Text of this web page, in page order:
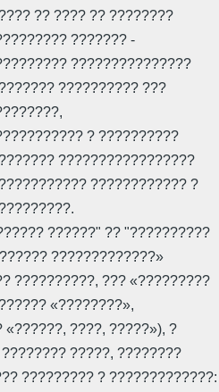
?? ???? ?? ????????
??????? -
???????????????
?????????? ???
? ??????????
?????????????????
???????????? ?
??????" ?? "??????????
?????????????»
??????????, ??? «?????????
«????????»,
????, ?????»), ?
?????, ????????
????????? ? ?????????????: